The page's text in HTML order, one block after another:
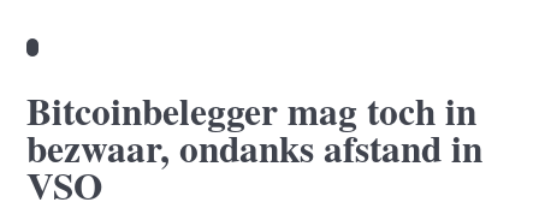
Bitcoinbelegger mag toch in
bezwaar, ondanks afstand in
VSO